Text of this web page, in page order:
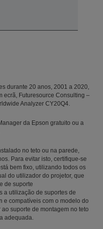
durante 20 anos, 2001 a 2020,
ecrã, Futuresource Consulting –
Analyzer CY20Q4.
da Epson gratuito ou a
no teto ou na parede,
Para evitar isto, certifique-se
bem fixo, utilizando todos os
do utilizador do projetor, que
de suporte
a utilização de suportes de
e compatíveis com o modelo do
suporte de montagem no teto
adequada.